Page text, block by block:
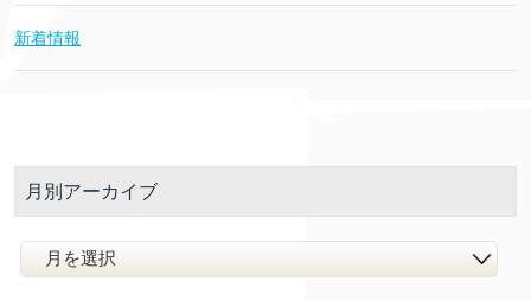
新着情報
月別アーカイブ